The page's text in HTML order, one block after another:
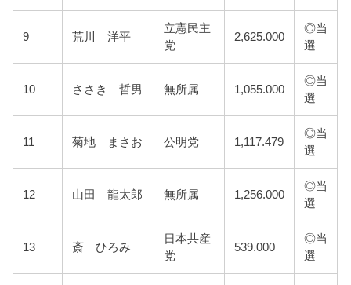
9 荒川 洋平
立憲民主
党
2,625.000
◎当
選
10 ささき 哲男 無所属 1,055.000
◎当
選
11 菊地 まさお 公明党 1,117.479
◎当
選
12 山田 龍太郎 無所属 1,256.000
◎当
選
13 斎 ひろみ
日本共産
党
539.000
◎当
選